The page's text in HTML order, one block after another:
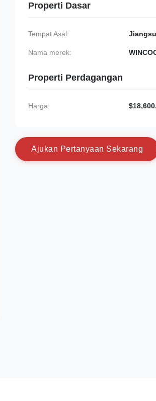
Properti Dasar
Tempat Asal:
Nama merek:
Properti Perdagangan
Harga:
Aju kan Pertanyaan Sekarang